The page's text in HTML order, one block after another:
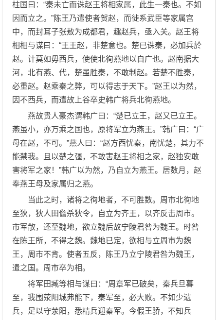
柱国曰：“秦未亡而诛赵王将相家属，此生一秦也。不如
因而立之。”陈王乃遣使者贺赵，而徙系武臣等家属宫
中，而封耳子张敖为成都君，趣赵兵，亟入关。赵王将
相相与谋曰：“王王赵，非楚意也。楚已诛秦，必加兵於
赵。计莫如毋西兵，使使北徇燕地以自广也。赵南据大
河，北有燕、代，楚虽胜秦，不敢制赵。若楚不胜秦，
必重赵。赵乘秦之弊，可以得志于天下。”赵王以为然，
因不西兵，而遣故上谷卒史韩广将兵北徇燕地。
燕故贵人豪杰谓韩广曰：“楚已立王，赵又已立王。
燕虽小，亦万乘之国也，原将军立为燕王。”韩广曰：“广
母在赵，不可。”燕人曰：“赵方西忧秦，南忧楚，其力不
能禁我。且以楚之彊，不敢害赵王将相之家，赵独安敢
害将军之家！”韩广以为然，乃自立为燕王。居数月，赵
奉燕王母及家属归之燕。
当此之时，诸将之徇地者，不可胜数。周市北徇地
至狄，狄人田儋杀狄令，自立为齐王，以齐反击周市。
市军散，还至魏地，欲立魏后故宁陵君咎为魏王。时咎
在陈王所，不得之魏。魏地已定，欲相与立周市为魏
王，周市不肯。使者五反，陈王乃立宁陵君咎为魏王，
遣之国。周市卒为相。
将军田臧等相与谋曰：“周章军已破矣，秦兵旦暮
至，我围荥阳城弗能下，秦军至，必大败。不如少遗
兵，足以守荥阳，悉精兵迎秦军。今假王骄，不知兵